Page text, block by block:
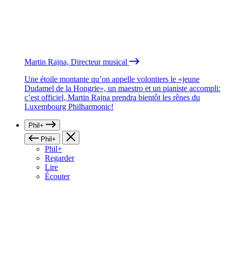
Martin Rajna, Directeur musical
Une étoile montante qu’on appelle volontiers le «jeune
Dudamel de la Hongrie», un maestro et un pianiste accompli:
c’est officiel, Martin Rajna prendra bientôt les rênes du
Luxembourg Philharmonic!
Phil+
Phil+
Phil+
Regarder
Lire
Écouter